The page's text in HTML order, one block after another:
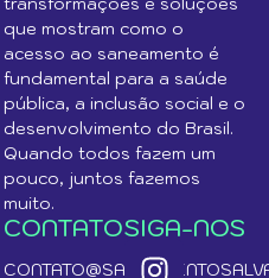
que mostram como o
acesso ao saneamento é
fundamental para a saúde
pública, a inclusão social e o
desenvolvimento do Brasil.
Quando todos fazem um
pouco, juntos fazemos
muito.
CONTATOSIGA-NOS